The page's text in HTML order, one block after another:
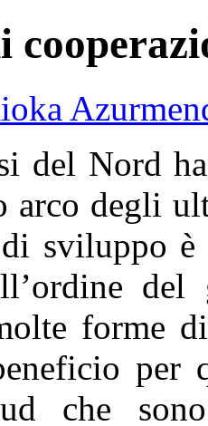
del Nord
arco degli
sviluppo
forme
per
che